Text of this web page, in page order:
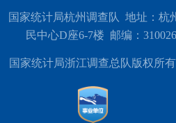
国家统计局杭州调查队 地址：杭
民中心D座6-7楼 邮编：
国家统计局浙江调查总队版权所有